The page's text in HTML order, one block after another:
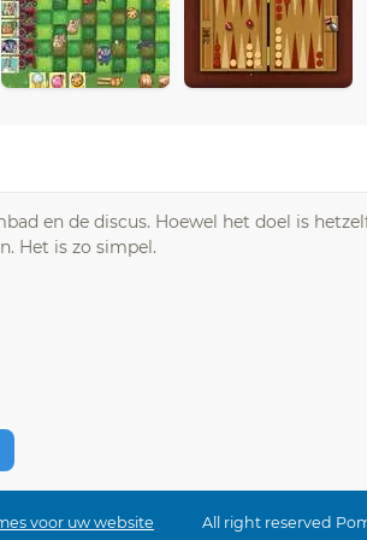
en de discus. Hoewel het doel is
Het is zo simpel.
voor uw website All right reserved